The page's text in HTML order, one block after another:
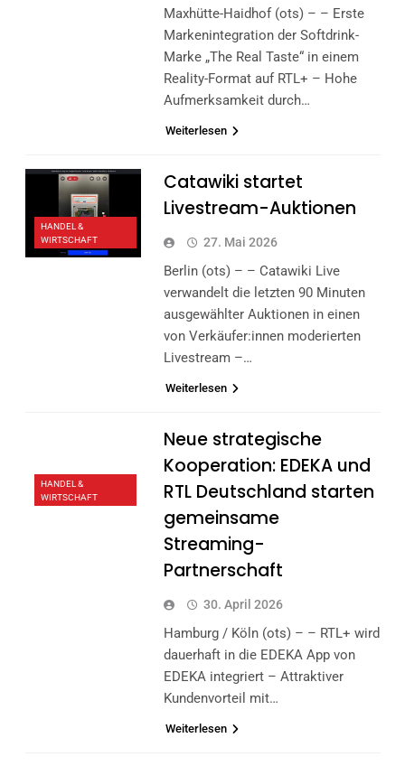
Maxhütte-Haidhof (ots) – – Erste
Markenintegration der Softdrink-
Marke „The Real Taste“ in einem
Reality-Format auf RTL+ – Hohe
Aufmerksamkeit durch…
Weiterlesen
HANDEL &
WIRTSCHAFT
Catawiki startet
Livestream-Auktionen
27. Mai 2026
Berlin (ots) – – Catawiki Live
verwandelt die letzten 90 Minuten
ausgewählter Auktionen in einen
von Verkäufer:innen moderierten
Livestream –…
Weiterlesen
HANDEL &
WIRTSCHAFT
Neue strategische
Kooperation: EDEKA und
RTL Deutschland starten
gemeinsame
Streaming-
Partnerschaft
30. April 2026
Hamburg / Köln (ots) – – RTL+ wird
dauerhaft in die EDEKA App von
EDEKA integriert – Attraktiver
Kundenvorteil mit…
Weiterlesen